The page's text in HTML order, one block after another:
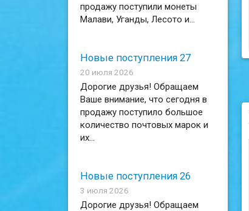
продажу поступили монеты
Малави, Уганды, Лесото и...
Новые поступления 27
20 июля 2026
Дорогие друзья! Обращаем
Ваше внимание, что сегодня в
продажу поступило большое
количество почтовых марок и
их...
Новые поступления 26
3 июля 2026
Дорогие друзья! Обращаем